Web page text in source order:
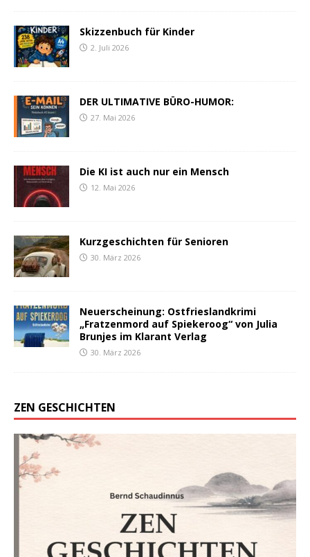
Skizzenbuch für Kinder
2. Juli 2026
DER ULTIMATIVE BÜRO-HUMOR:
27. Mai 2026
Die KI ist auch nur ein Mensch
12. Mai 2026
Kurzgeschichten für Senioren
30. März 2026
Neuerscheinung: Ostfrieslandkrimi
„Fratzenmord auf Spiekeroog“ von Julia
Brunjes im Klarant Verlag
30. März 2026
ZEN GESCHICHTEN